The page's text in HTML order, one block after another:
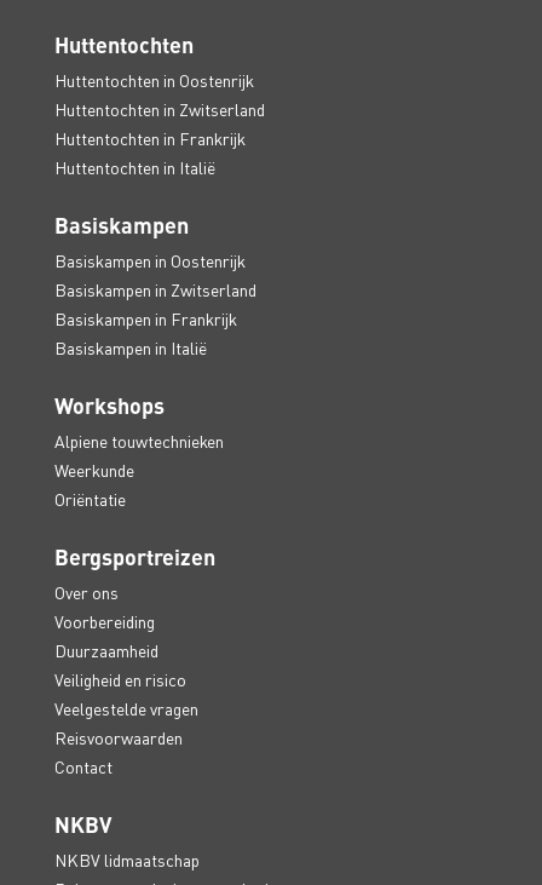
Huttentochten
Huttentochten in Oostenrijk
Huttentochten in Zwitserland
Huttentochten in Frankrijk
Huttentochten in Italië
Basiskampen
Basiskampen in Oostenrijk
Basiskampen in Zwitserland
Basiskampen in Frankrijk
Basiskampen in Italië
Workshops
Alpiene touwtechnieken
Weerkunde
Oriëntatie
Bergsportreizen
Over ons
Voorbereiding
Duurzaamheid
Veiligheid en risico
Veelgestelde vragen
Reisvoorwaarden
Contact
NKBV
NKBV lidmaatschap